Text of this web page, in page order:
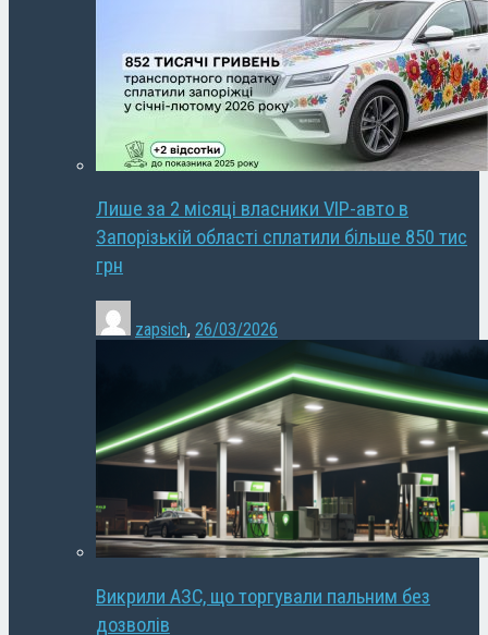
Лише за 2 місяці власники VIP-авто в
Запорізькій області сплатили більше 850 тис
грн
zapsich, 26/03/2026
Викрили АЗС, що торгували пальним без
дозволів